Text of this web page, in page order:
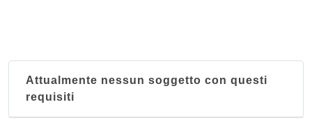
Attualmente nessun soggetto con questi
requisiti